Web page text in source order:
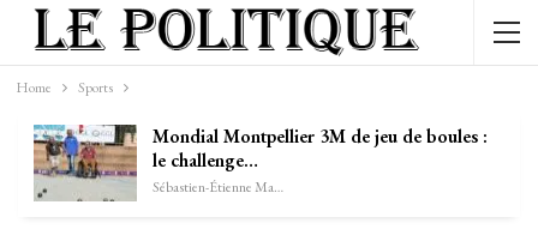
Home Sports
Mondial Montpellier 3M de jeu de boules :
le challenge…
Sébastien-Étienne Marechal